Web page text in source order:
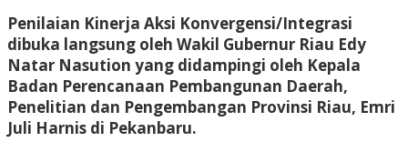
Penilaian Kinerja Aksi Konvergensi/Integrasi
dibuka langsung oleh Wakil Gubernur Riau Edy
Natar Nasution yang didampingi oleh Kepala
Badan Perencanaan Pembangunan Daerah,
Penelitian dan Pengembangan Provinsi Riau, Emri
Juli Harnis di Pekanbaru.